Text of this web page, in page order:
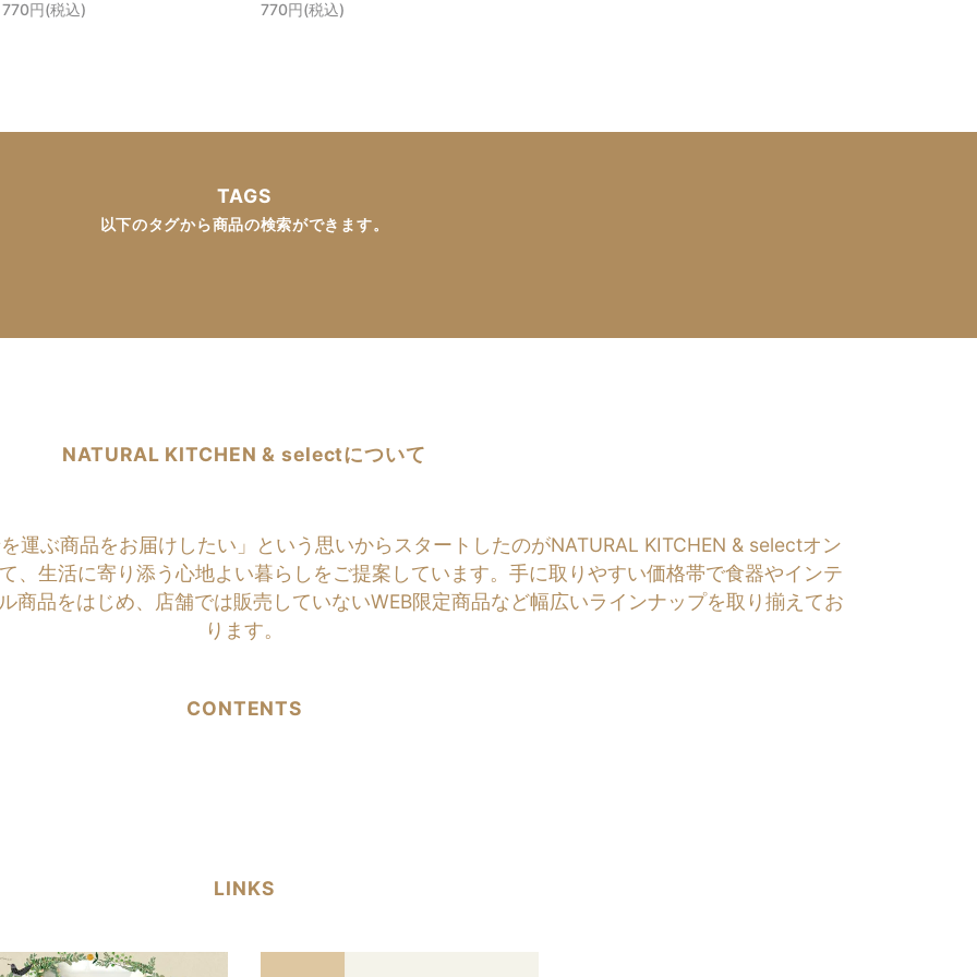
770円(税込)
770円(税込)
TAGS
以下のタグから商品の検索ができます。
NATURAL KITCHEN & selectについて
運ぶ商品をお届けしたい」という思いからスタートしたのがNATURAL KITCHEN & selectオン
、生活に寄り添う心地よい暮らしをご提案しています。手に取りやすい価格帯で食器やインテ
商品をはじめ、店舗では販売していないWEB限定商品など幅広いラインナップを取り揃えてお
ります。
CONTENTS
LINKS